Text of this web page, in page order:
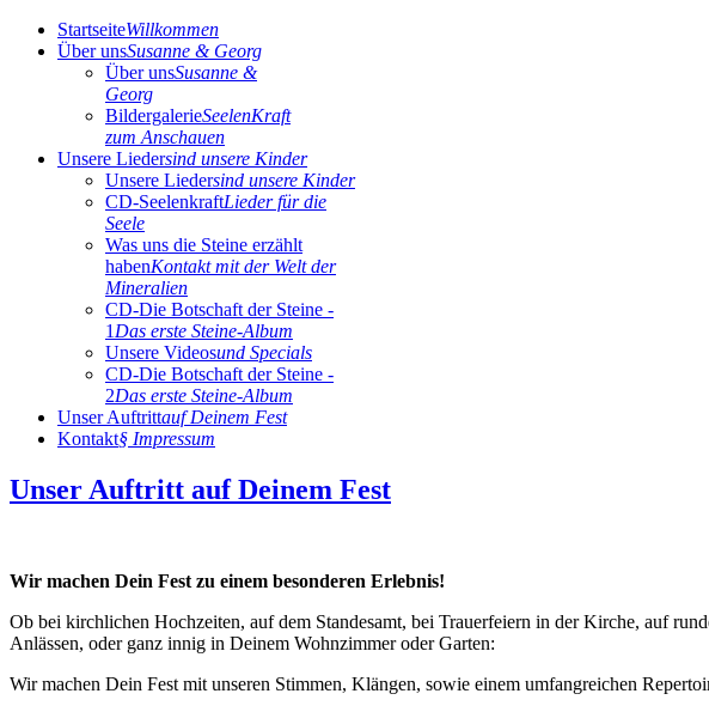
StartseiteWillkommen
Über unsSusanne & Georg
Über unsSusanne &
Georg
BildergalerieSeelenKraft
zum Anschauen
Unsere Liedersind unsere Kinder
Unsere Liedersind unsere Kinder
CD-SeelenkraftLieder für die
Seele
Was uns die Steine erzählt
habenKontakt mit der Welt der
Mineralien
CD-Die Botschaft der Steine -
1 Das erste Steine-Album
Unsere Videosund Specials
CD-Die Botschaft der Steine -
2Das erste Steine-Album
Unser Auftrittauf Deinem Fest
Kontakt§ Impressum
Unser Auftritt auf Deinem Fest
Wir machen Dein Fest zu einem besonderen Erlebnis!
Ob bei kirchlichen Hochzeiten, auf dem Standesamt, bei Trauerfeiern in der Kirche, auf
Anlässen, oder ganz innig in Deinem Wohnzimmer oder Garten:
Wir machen Dein Fest mit unseren Stimmen, Klängen, sowie einem umfangreichen